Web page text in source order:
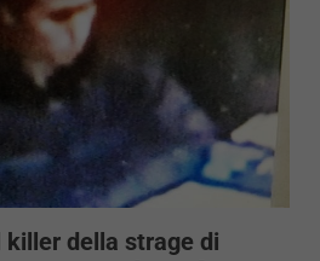
della strage di